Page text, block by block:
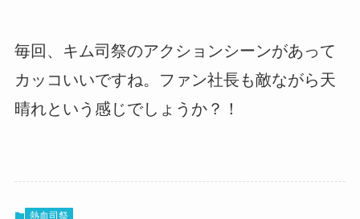
毎回、キム司祭のアクションシーンがあって
カッコいいですね。ファン社長も敵ながら天
晴れという感じでしょうか？！
熱血司祭